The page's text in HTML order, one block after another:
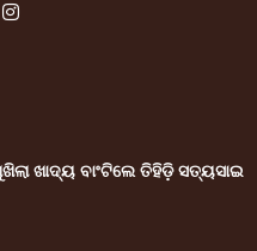
ଖାଦ୍ୟ ବାଂଟିଲେ ତିହିଡି଼ ସତ୍ୟସାଇ